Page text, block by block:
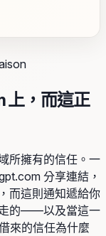
上，而這正
所擁有的信任。一
分享連結，
而這則通知遞給你
走的——以及當這一
來的信任為什麼